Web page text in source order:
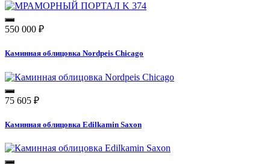
550 000 ₽
Каминная облицовка Nordpeis Chicago
75 605 ₽
Каминная облицовка Edilkamin Saxon